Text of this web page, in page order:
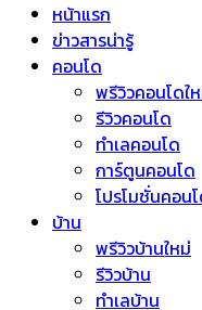
หน้าแรก
ข่าวสารน่ารู้
คอนโด
พรีวิวคอนโดใ
รีวิวคอนโด
ทำเลคอนโด
การ์ตูนคอนโด
โปรโมชั่นคอน
บ้าน
พรีวิวบ้านใหม่
รีวิวบ้าน
ทำเลบ้าน